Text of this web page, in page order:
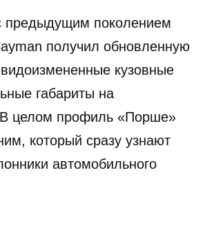
предыдущим поколением
получил обновленную
видоизмененные кузовные
габариты на
В целом профиль «Порше»
который сразу узнают
автомобильного